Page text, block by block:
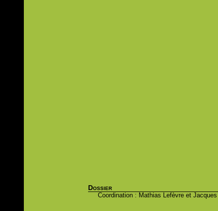
Dossier
Coordination : Mathias Lefèvre et